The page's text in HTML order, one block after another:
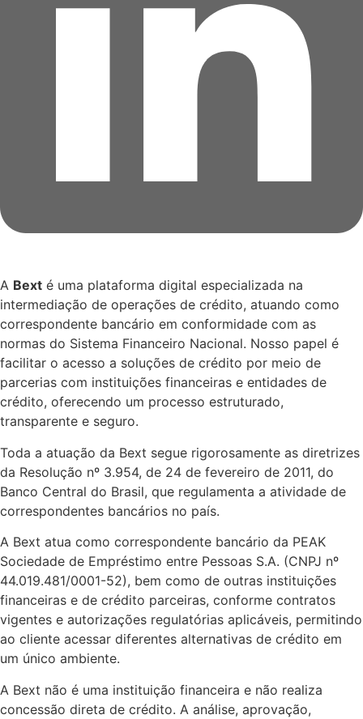
A Bext é uma plataforma digital especializada na
intermediação de operações de crédito, atuando como
correspondente bancário em conformidade com as
normas do Sistema Financeiro Nacional. Nosso papel é
facilitar o acesso a soluções de crédito por meio de
parcerias com instituições financeiras e entidades de
crédito, oferecendo um processo estruturado,
transparente e seguro.
Toda a atuação da Bext segue rigorosamente as diretrizes
da Resolução nº 3.954, de 24 de fevereiro de 2011, do
Banco Central do Brasil, que regulamenta a atividade de
correspondentes bancários no país.
A Bext atua como correspondente bancário da PEAK
Sociedade de Empréstimo entre Pessoas S.A. (CNPJ nº
44.019.481/0001-52), bem como de outras instituições
financeiras e de crédito parceiras, conforme contratos
vigentes e autorizações regulatórias aplicáveis, permitindo
ao cliente acessar diferentes alternativas de crédito em
um único ambiente.
A Bext não é uma instituição financeira e não realiza
concessão direta de crédito. A análise, aprovação,